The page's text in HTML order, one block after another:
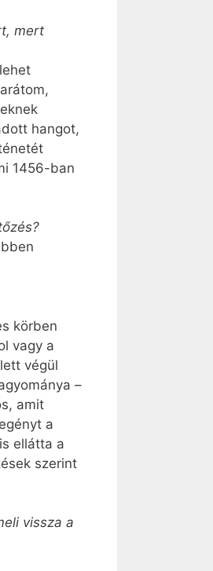
mert
hangot,
1456-ban
körben
vagy a
végül
–
amit
a
ellátta a
szerint
vissza a